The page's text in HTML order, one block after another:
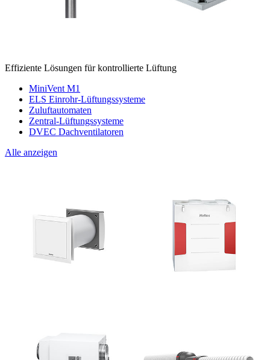
Effiziente Lösungen für kontrollierte Lüftung
MiniVent M1
ELS Einrohr-Lüftungssysteme
Zuluftautomaten
Zentral-Lüftungssysteme
DVEC Dachventilatoren
Alle anzeigen